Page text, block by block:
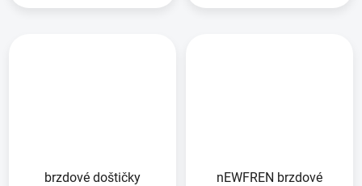
brzdové doštičky
nEWFREN brzdové